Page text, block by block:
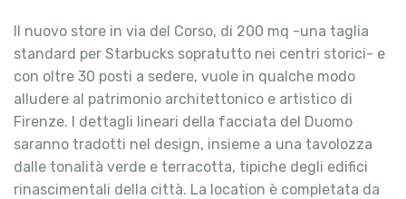
Il nuovo store in via del Corso, di 200 mq -una taglia
standard per Starbucks sopratutto nei centri storici- e
con oltre 30 posti a sedere, vuole in qualche modo
alludere al patrimonio architettonico e artistico di
Firenze. I dettagli lineari della facciata del Duomo
saranno tradotti nel design, insieme a una tavolozza
dalle tonalità verde e terracotta, tipiche degli edifici
rinascimentali della città. La location è completata da